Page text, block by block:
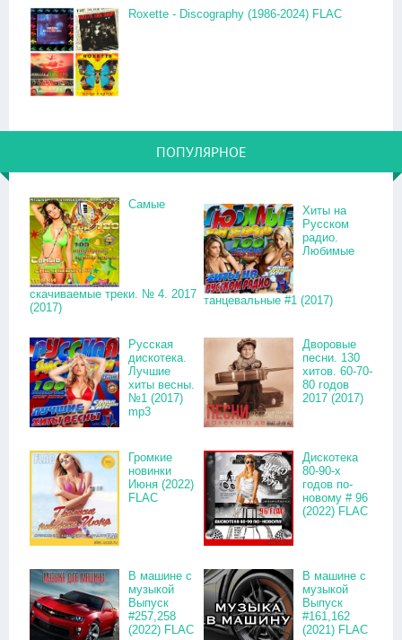
Roxette - Discography (1986-2024) FLAC
ПОПУЛЯРНОЕ
Самые
скачиваемые треки. № 4. 2017
(2017)
Хиты на
Русском
радио.
Любимые
танцевальные #1 (2017)
Русская
дискотека.
Лучшие
хиты весны.
№1 (2017)
mp3
Дворовые
песни. 130
хитов. 60-70-
80 годов
2017 (2017)
Громкие
новинки
Июня (2022)
FLAC
Дискотека
80-90-х
годов по-
новому # 96
(2022) FLAC
В машине с
музыкой
Выпуск
#257,258
(2022) FLAC
В машине с
музыкой
Выпуск
#161,162
(2021) FLAC